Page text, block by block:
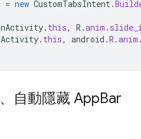
= new CustomTabsIntent.
. this, R .anim .
. this, android .R .anim
自動隱藏 AppBar